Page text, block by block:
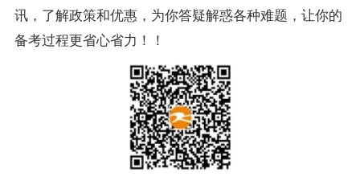
讯，了解政策和优惠，为你答疑解惑各种难题，让你的
备考过程更省心省力！！